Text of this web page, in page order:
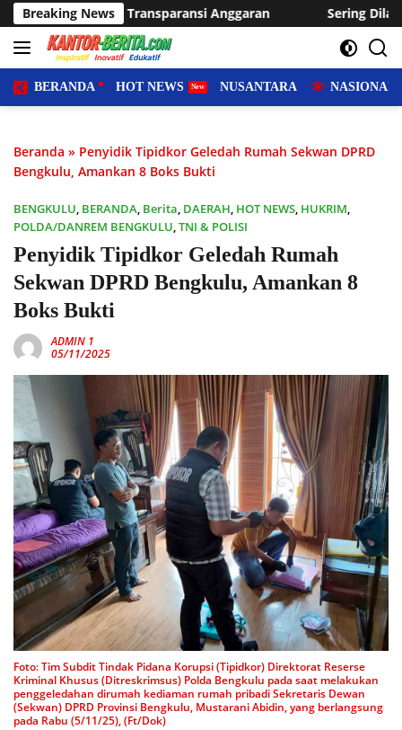
Langsung
ke
konten
Breaking News
Anggaran Sering Dilanda Genangan, Desa
BERANDA HOT NEWS NUSANTARA NASIONAL
Beranda » Penyidik Tipidkor Geledah Rumah Sekwan DPRD
Bengkulu, Amankan 8 Boks Bukti
BENGKULU, BERANDA, Berita, DAERAH, HOT NEWS, HUKRIM,
POLDA/DANREM BENGKULU,TNI & POLISI
Penyidik Tipidkor Geledah Rumah
Sekwan DPRD Bengkulu, Amankan 8
Boks Bukti
ADMIN 1
05/11/2025
Foto: Tim Subdit Tindak Pidana Korupsi (Tipidkor) Direktorat Reserse
Kriminal Khusus (Ditreskrimsus) Polda Bengkulu pada saat melakukan
penggeledahan dirumah kediaman rumah pribadi Sekretaris Dewan
(Sekwan) DPRD Provinsi Bengkulu, Mustarani Abidin, yang berlangsung
pada Rabu (5/11/25), (Ft/Dok)